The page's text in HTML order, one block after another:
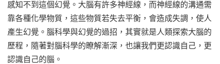
感知不到這個幻覺。大腦有許多神經線，而神經線的溝通需
靠各種化學物質，這些物質若失去平衡，會造成失調，使人
產生幻覺。腦科學與幻覺的過招，其實就是人類探索大腦的
歷程，隨著對腦科學的瞭解漸深，也讓我們更認識自己，更
認識自己的腦。